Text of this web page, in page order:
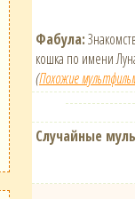
Фабула:
кошка по имени
(Похожие
Случайные